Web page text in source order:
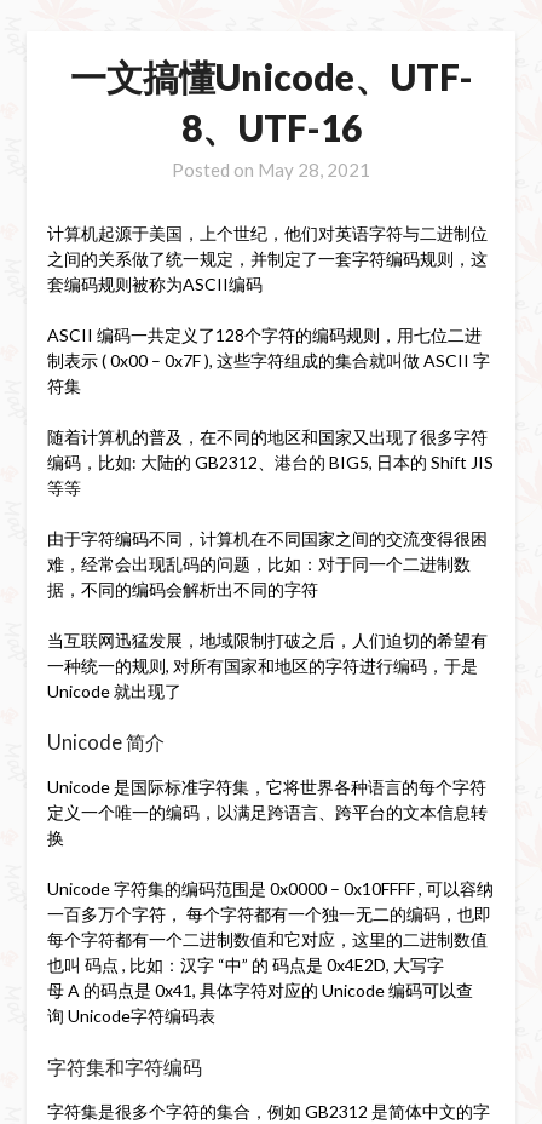
一文搞懂Unicode、UTF-
8、UTF-16
Posted on May 28, 2021
计算机起源于美国，上个世纪，他们对英语字符与二进制位
之间的关系做了统一规定，并制定了一套字符编码规则，这
套编码规则被称为ASCII编码
ASCII 编码一共定义了128个字符的编码规则，用七位二进
制表示 ( 0x00 – 0x7F ), 这些字符组成的集合就叫做 ASCII 字
符集
随着计算机的普及，在不同的地区和国家又出现了很多字符
编码，比如: 大陆的 GB2312、港台的 BIG5, 日本的 Shift JIS
等等
由于字符编码不同，计算机在不同国家之间的交流变得很困
难，经常会出现乱码的问题，比如：对于同一个二进制数
据，不同的编码会解析出不同的字符
当互联网迅猛发展，地域限制打破之后，人们迫切的希望有
一种统一的规则, 对所有国家和地区的字符进行编码，于是
Unicode 就出现了
Unicode 简介
Unicode 是国际标准字符集，它将世界各种语言的每个字符
定义一个唯一的编码，以满足跨语言、跨平台的文本信息转
换
Unicode 字符集的编码范围是 0x0000 – 0x10FFFF , 可以容纳
一百多万个字符， 每个字符都有一个独一无二的编码，也即
每个字符都有一个二进制数值和它对应，这里的二进制数值
也叫 码点 , 比如：汉字 “中” 的 码点是 0x4E2D, 大写字
母 A 的码点是 0x41, 具体字符对应的 Unicode 编码可以查
询 Unicode字符编码表
字符集和字符编码
字符集是很多个字符的集合，例如 GB2312 是简体中文的字